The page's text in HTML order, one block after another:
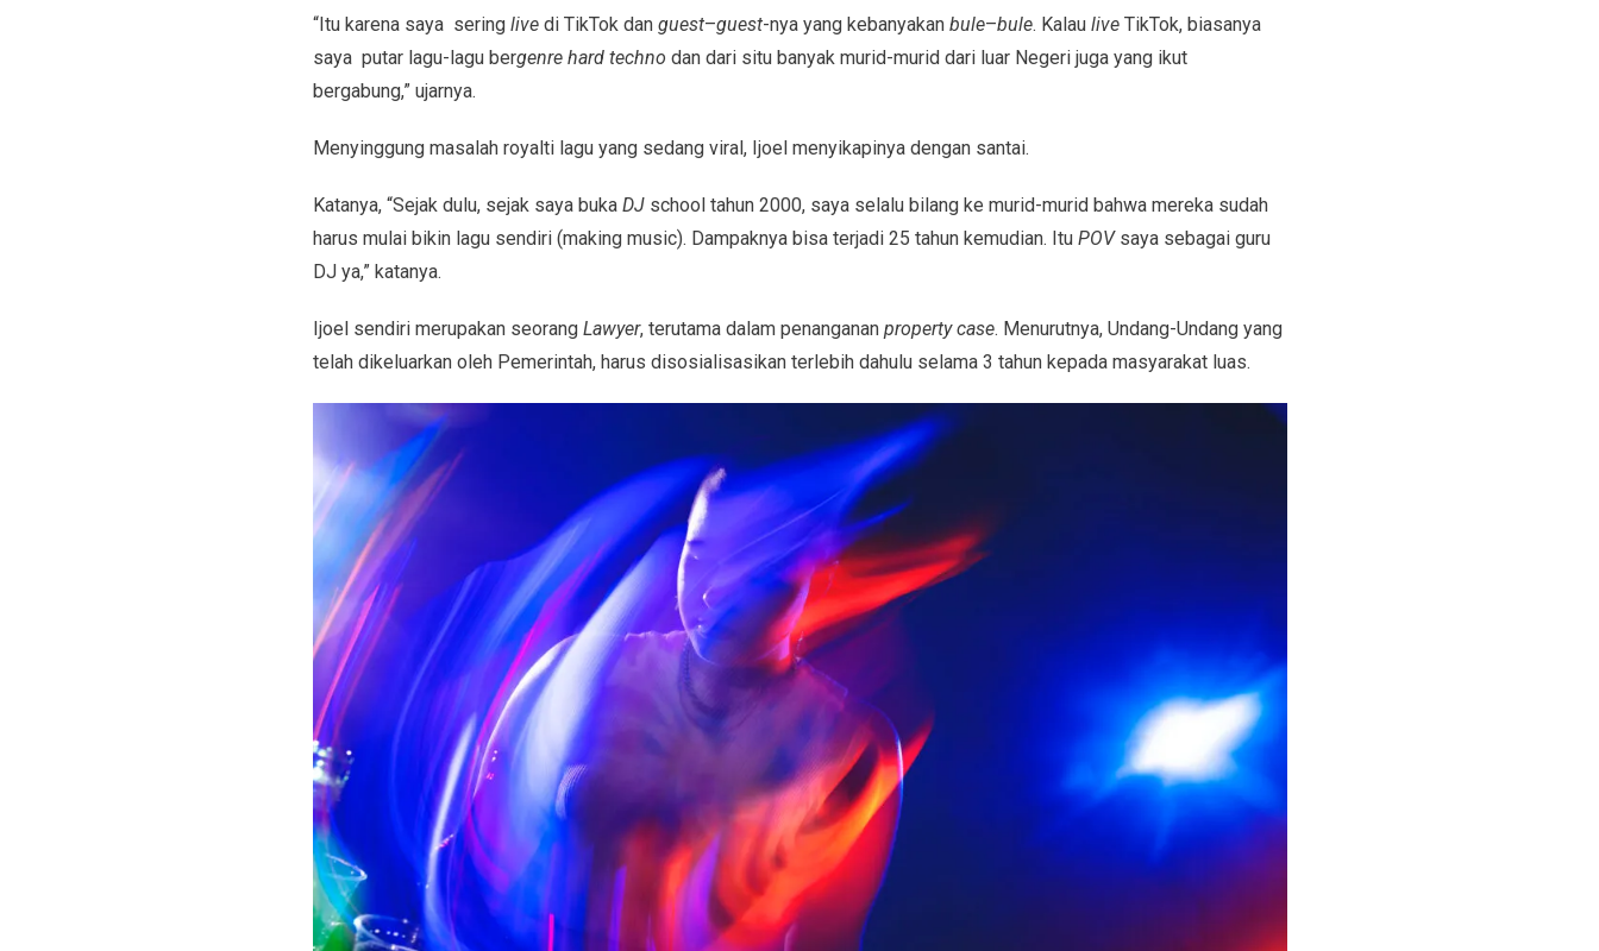
“Itu karena saya seringlivedi TikTok dan guest–guest-nya yang kebanyakan bule–bule. Kalau liveTikTok, biasanya
saya putar lagu-lagu bergenre hard techno dan dari situ banyak murid-murid dari luar Negeri juga yang ikut
bergabung,” ujarnya.
Menyinggung masalah royalti lagu yang sedang viral, Ijoel menyikapinya dengan santai.
Katanya, “Sejak dulu, sejak saya buka DJschool tahun 2000, saya selalu bilang ke murid-murid bahwa mereka sudah
harus mulai bikin lagu sendiri (making music). Dampaknya bisa terjadi 25 tahun kemudian. Itu POV saya sebagai guru
DJ ya,” katanya.
Ijoel sendiri merupakan seorang Lawyer, terutama dalam penanganan property case. Menurutnya, Undang-Undang yang
telah dikeluarkan oleh Pemerintah, harus disosialisasikan terlebih dahulu selama 3 tahun kepada masyarakat luas.